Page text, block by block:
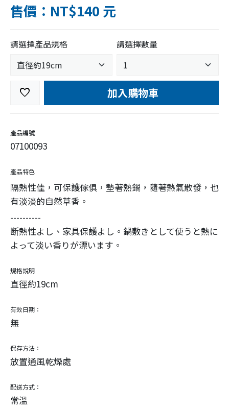
售價：NT$140 元
請選擇產品規格 請選擇數量
favorite 加入購物車
產品編號
07100093
產品特色
隔熱性佳，可保護傢俱，墊著熱鍋，隨著熱氣散發，也
有淡淡的自然草香。
----------
断熱性よし、家具保護よし。鍋敷きとして使うと熱に
よって淡い香りが漂います。
規格說明
直徑約19cm
有效日期：
無
保存方法：
放置通風乾燥處
配送方式：
常溫